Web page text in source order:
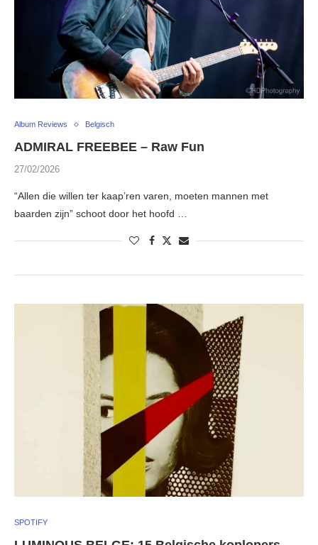
Album Reviews Belgisch
ADMIRAL FREEBEE – Raw Fun
27/02/2026
“Allen die willen ter kaap’ren varen, moeten mannen met
baarden zijn” schoot door het hoofd …
SPOTIFY